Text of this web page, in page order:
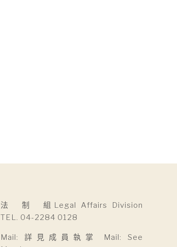
法 制 組Legal Affairs Division
TEL. 04-2284 0128
Mail: 詳見成員執掌 Mail: See